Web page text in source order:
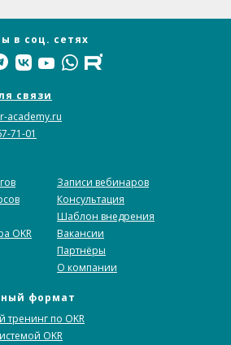
формат
связи
в соц. сетях
OKR
тренинг по OKR
Записи вебинаров
Шаблон внедрения
Вакансии
Партнёры
О компании
Консультация
OKR
71-01
academy.ru